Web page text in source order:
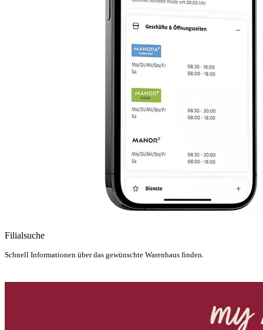
Filialsuche
Schnell Informationen über das gewünschte Warenhaus finden.